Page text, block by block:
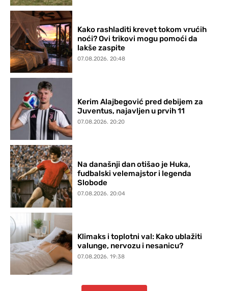
Kako rashladiti krevet tokom vrućih
noći? Ovi trikovi mogu pomoći da
lakše zaspite
07.08.2026. 20:48
Kerim Alajbegović pred debijem za
Juventus, najavljen u prvih 11
07.08.2026. 20:20
Na današnji dan otišao je Huka,
fudbalski velemajstor i legenda
Slobode
07.08.2026. 20:04
Klimaks i toplotni val: Kako ublažiti
valunge, nervozu i nesanicu?
07.08.2026. 19:38